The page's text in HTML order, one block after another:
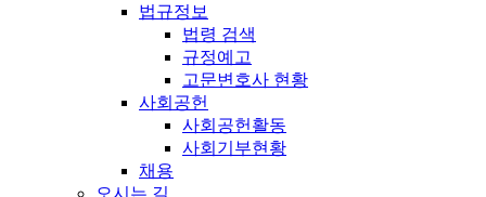
법규정보
법령 검색
규정예고
고문변호사 현황
사회공헌
사회공헌활동
사회기부현황
채용